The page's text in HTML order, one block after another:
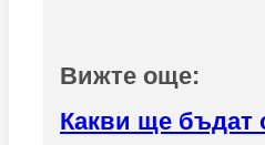
Вижте още:
Какви ще бъдат